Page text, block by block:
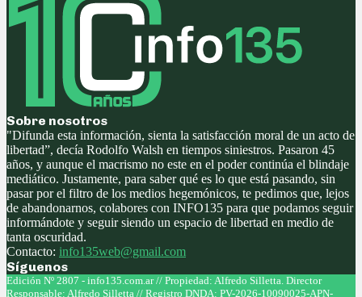
Sobre nosotros
"Difunda esta información, sienta la satisfacción moral de un acto de
libertad”, decía Rodolfo Walsh en tiempos siniestros. Pasaron 45
años, y aunque el macrismo no este en el poder continúa el blindaje
mediático. Justamente, para saber qué es lo que está pasando, sin
pasar por el filtro de los medios hegemónicos, te pedimos que, lejos
de abandonarnos, colabores con INFO135 para que podamos seguir
informándote y seguir siendo un espacio de libertad en medio de
tanta oscuridad.
Contacto: info135web@gmail.com
Síguenos
Facebook
Twitter
Instagram
Youtube
Edición Nº 2807 - info135.com.ar // Propiedad: Alfredo Silletta. Director
Responsable: Alfredo Silletta // Registro DNDA: PV-2026-10090025-APN-